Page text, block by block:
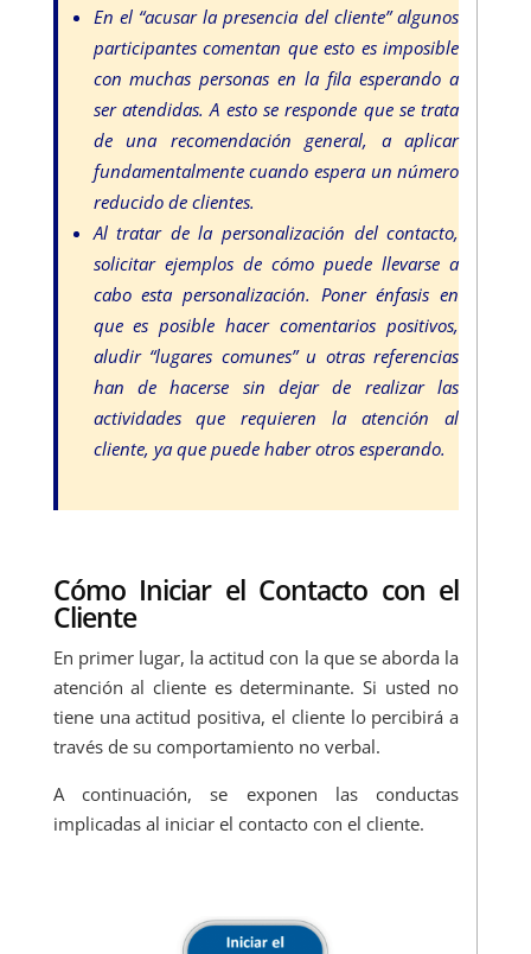
En el “acusar la presencia del cliente” algunos
participantes comentan que esto es imposible
con muchas personas en la fila esperando a
ser atendidas. A esto se responde que se trata
de una recomendación general, a aplicar
fundamentalmente cuando espera un número
reducido de clientes.
Al tratar de la personalización del contacto,
solicitar ejemplos de cómo puede llevarse a
cabo esta personalización. Poner énfasis en
que es posible hacer comentarios positivos,
aludir “lugares comunes” u otras referencias
han de hacerse sin dejar de realizar las
actividades que requieren la atención al
cliente, ya que puede haber otros esperando.
Cómo Iniciar el Contacto con el
Cliente
En primer lugar, la actitud con la que se aborda la
atención al cliente es determinante. Si usted no
tiene una actitud positiva, el cliente lo percibirá a
través de su comportamiento no verbal.
A continuación, se exponen las conductas
implicadas al iniciar el contacto con el cliente.